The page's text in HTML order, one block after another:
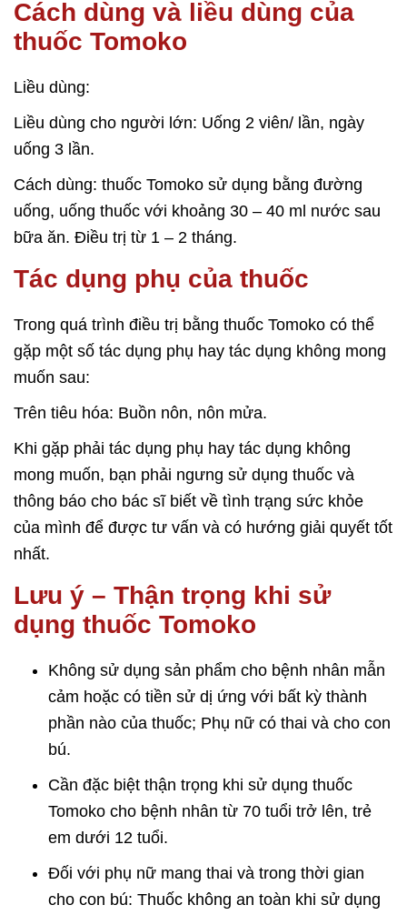
Cách dùng và liều dùng của
thuốc Tomoko
Liều dùng:
Liều dùng cho người lớn: Uống 2 viên/ lần, ngày
uống 3 lần.
Cách dùng: thuốc Tomoko sử dụng bằng đường
uống, uống thuốc với khoảng 30 – 40 ml nước sau
bữa ăn. Điều trị từ 1 – 2 tháng.
Tác dụng phụ của thuốc
Trong quá trình điều trị bằng thuốc Tomoko có thể
gặp một số tác dụng phụ hay tác dụng không mong
muốn sau:
Trên tiêu hóa: Buồn nôn, nôn mửa.
Khi gặp phải tác dụng phụ hay tác dụng không
mong muốn, bạn phải ngưng sử dụng thuốc và
thông báo cho bác sĩ biết về tình trạng sức khỏe
của mình để được tư vấn và có hướng giải quyết tốt
nhất.
Lưu ý – Thận trọng khi sử
dụng thuốc Tomoko
Không sử dụng sản phẩm cho bệnh nhân mẫn
cảm hoặc có tiền sử dị ứng với bất kỳ thành
phần nào của thuốc; Phụ nữ có thai và cho con
bú.
Cần đặc biệt thận trọng khi sử dụng thuốc
Tomoko cho bệnh nhân từ 70 tuổi trở lên, trẻ
em dưới 12 tuổi.
Đối với phụ nữ mang thai và trong thời gian
cho con bú: Thuốc không an toàn khi sử dụng